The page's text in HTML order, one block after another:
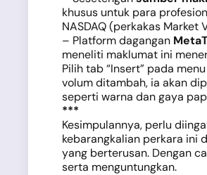
khusus untuk para
NASDAQ (perkakas Market
– Platform dagangan
meneliti maklumat ini
Pilih tab “Insert” pada
volum ditambah, ia akan
seperti warna dan gaya
***
Kesimpulannya, perlu
kebarangkalian perkara ini
yang berterusan. Dengan
serta menguntungkan.